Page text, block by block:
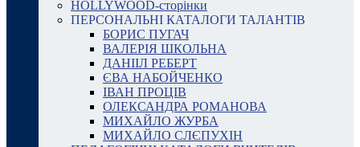
HOLLYWOOD-сторінки
ПЕРСОНАЛЬНІ КАТАЛОГИ ТАЛАНТІВ
БОРИС ПУГАЧ
ВАЛЕРІЯ ШКОЛЬНА
ДАНІІЛ РЕБЕРТ
ЄВА НАБОЙЧЕНКО
ІВАН ПРОЦІВ
ОЛЕКСАНДРА РОМАНОВА
МИХАЙЛО ЖУРБА
МИХАЙЛО СЛЄПУХІН